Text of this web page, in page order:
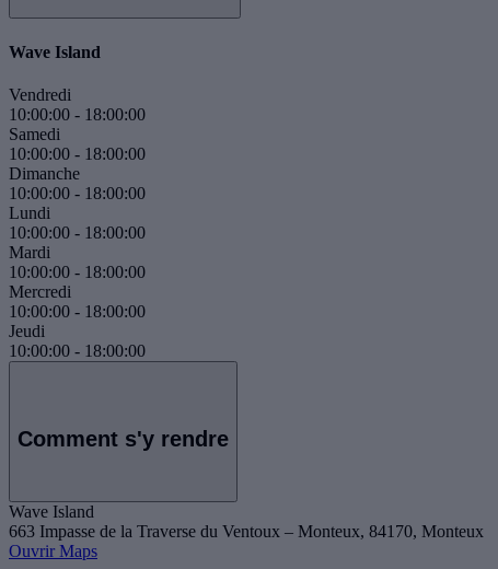
Wave Island
Vendredi
10:00:00 - 18:00:00
Samedi
10:00:00 - 18:00:00
Dimanche
10:00:00 - 18:00:00
Lundi
10:00:00 - 18:00:00
Mardi
10:00:00 - 18:00:00
Mercredi
10:00:00 - 18:00:00
Jeudi
10:00:00 - 18:00:00
Comment s'y rendre
Wave Island
663 Impasse de la Traverse du Ventoux – Monteux, 84170, Monteux
Ouvrir Maps